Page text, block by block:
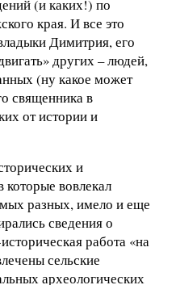
(и каких!) по
края. И все это
Димитрия, его
других – людей,
(ну какое может
священника в
от истории и
и
которые вовлекал
разных, имело и еще
сведения о
работа «на
сельские
археологических